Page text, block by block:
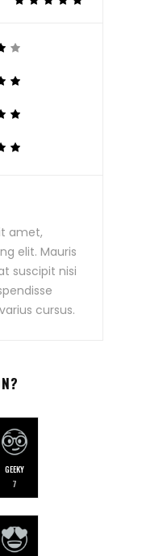
amet,
elit. Mauris
suscipit nisi
cursus.
GEEKY
7